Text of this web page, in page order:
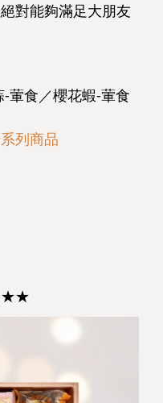
對能夠滿足大朋友
-葷食／櫻花蝦-葷食
列商品